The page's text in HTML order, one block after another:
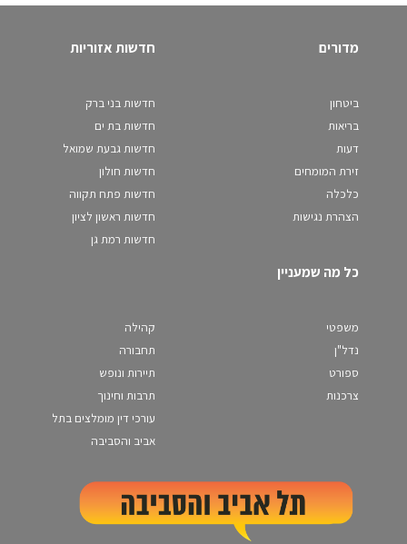
מדורים
ביטחון
בריאות
דעות
זירת המומחים
כלכלה
הצהרת נגישות
חדשות אזוריות
חדשות בני ברק
חדשות בת ים
חדשות גבעת שמואל
חדשות חולון
חדשות פתח תקווה
חדשות ראשון לציון
חדשות רמת גן
כל מה שמעניין
משפטי
נדל"ן
ספורט
צרכנות
קהילה
תחבורה
תיירות ונופש
תרבות וחינוך
עורכי דין מומלצים בתל
אביב והסביבה